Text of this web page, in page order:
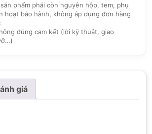
phẩm phải còn nguyên hộp, tem, phụ
hoạt bảo hành, không áp dụng đơn hàng
đúng cam kết (lỗi kỹ thuật, giao
giá